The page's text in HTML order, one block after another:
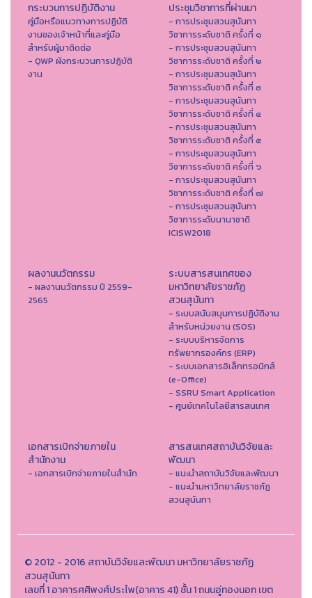
กระบวนการปฏิบัติงาน
คู่มือหรือแนวทางการปฏิบัติ
งานของเจ้าหน้าที่และคู่มือ
สำหรับผู้มาติดต่อ
- QWP ผังกระบวนการปฏิบัติ
งาน
ประชุมวิชาการที่ผ่านมา
- การประชุมสวนสุนันทา
วิชาการระดับชาติ ครั้งที่ ๑
- การประชุมสวนสุนันทา
วิชาการระดับชาติ ครั้งที่ ๒
- การประชุมสวนสุนันทา
วิชาการระดับชาติ ครั้งที่ ๓
- การประชุมสวนสุนันทา
วิชาการระดับชาติ ครั้งที่ ๔
- การประชุมสวนสุนันทา
วิชาการระดับชาติ ครั้งที่ ๕
- การประชุมสวนสุนันทา
วิชาการระดับชาติ ครั้งที่ ๖
- การประชุมสวนสุนันทา
วิชาการระดับชาติ ครั้งที่ ๗
- การประชุมสวนสุนันทา
วิชาการระดับนานาชาติ
ICISW2018
ผลงานนวัตกรรม
- ผลงานนวัตกรรม ปี 2559-
2565
ระบบสารสนเทศของ
มหาวิทยาลัยราชภัฏ
สวนสุนันทา
- ระบบสนับสนุนการปฏิบัติงาน
สำหรับหน่วยงาน (SOS)
- ระบบบริหารจัดการ
ทรัพยากรองค์กร (ERP)
- ระบบเอกสารอิเล็กทรอนิกส์
(e-Office)
- SSRU Smart Application
- ศูนย์เทคโนโลยีสารสนเทศ
เอกสารเบิกจ่ายภายใน
สำนักงาน
- เอกสารเบิกจ่ายภายในสำนัก
สารสนเทศสถาบันวิจัยและ
พัฒนา
- แนะนำสถาบันวิจัยและพัฒนา
- แนะนำมหาวิทยาลัยราชภัฏ
สวนสุนันทา
© 2012 - 2016 สถาบันวิจัยและพัฒนา มหาวิทยาลัยราชภัฏ
สวนสุนันทา
เลขที่ 1 อาคารศศิพงศ์ประไพ(อาคาร 41) ชั้น 1 ถนนอู่ทองนอก เขต